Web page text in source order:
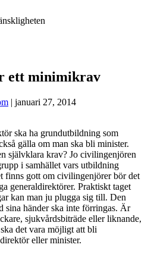
ett minimikrav
| januari 27, 2014
ska ha grundutbildning som
gälla om man ska bli minister.
självklara krav? Jo civilingenjören
i samhället vars utbildning
finns gott om civilingenjörer bör det
generaldirektörer. Praktiskt taget
kan man ju plugga sig till. Den
sina händer ska inte förringas. Är
sjukvårdsbiträde eller liknande,
det vara möjligt att bli
eller minister.